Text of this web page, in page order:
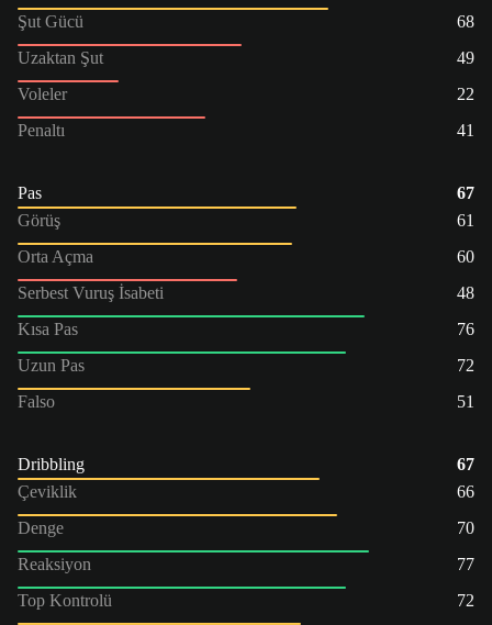
Şut Gücü
68
Uzaktan Şut
49
Voleler
22
Penaltı
41
Pas
67
Görüş
61
Orta Açma
60
Serbest Vuruş İsabeti
48
Kısa Pas
76
Uzun Pas
72
Falso
51
Dribbling
67
Çeviklik
66
Denge
70
Reaksiyon
77
Top Kontrolü
72